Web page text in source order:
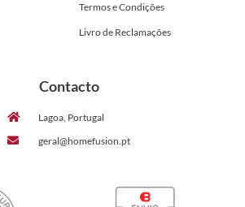
Termos e Condições
Livro de Reclamações
Contacto
Lagoa, Portugal
geral@homefusion.pt